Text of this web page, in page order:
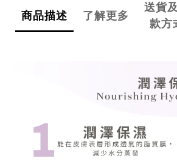
商品描述 了解更多
送貨
款方